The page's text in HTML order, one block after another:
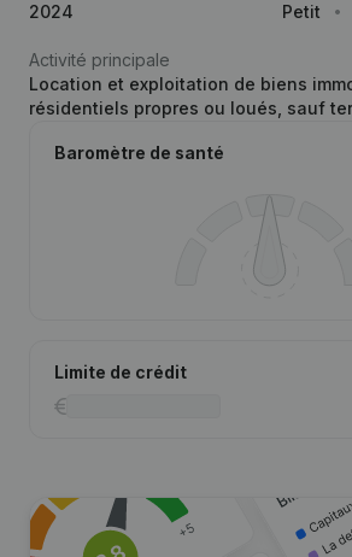
2024
Petit
Activité principale
Location et exploitation de biens
résidentiels propres ou loués, sauf
Baromètre de santé
Limite de crédit